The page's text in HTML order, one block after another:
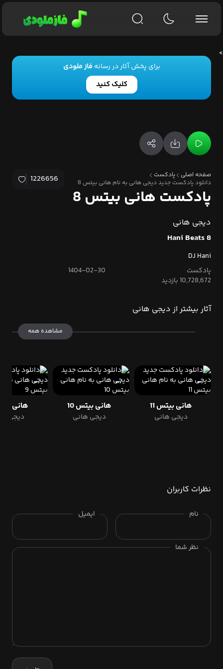
برای پخش آثار در رسانهفاز ملودی
کلیک کنید
صفحه اصلی
پادکست
دانلود پادکست جدید دیجی هانی به نام هانی بیتس 8
1226656
پادکست هانی بیتس 8
دیجی هانی
Hani Beats 8
DJ Hani
پادکست
1404-02-30
10,728,672 بازدید
آثار بیشتر از دیجی هانی
مشاهده همه
هانی بیتس 11
دیجی هانی
هانی بیتس 10
دیجی هانی
هانی
دیجی
نظرات کاربران
نام ایمیل
نظر شما
>